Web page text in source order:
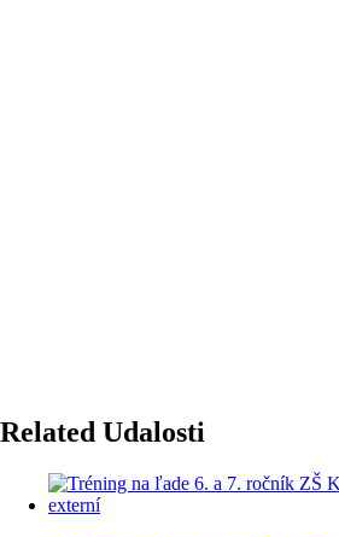
Related Udalosti